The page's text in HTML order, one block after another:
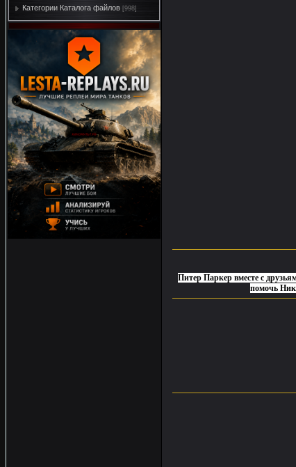
Категории Каталога файлов [998]
Питер Паркер вместе с
помочь